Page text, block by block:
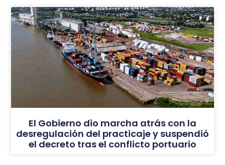
El Gobierno dio marcha atrás con la
desregulación del practicaje y suspendió
el decreto tras el conflicto portuario